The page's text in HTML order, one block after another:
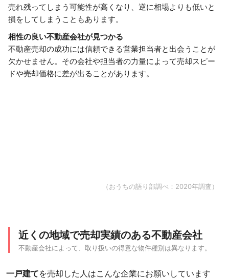
売れ残ってしまう可能性が高くなり、逆に相場よりも低いと
損をしてしまうこともあります。
相性の良い不動産会社が見つかる
不動産売却の成功には信頼できる営業担当者と出会うことが
欠かせません。その会社や担当者の力量によって売却スピー
ドや売却価格に差が出ることがあります。
（おうちの語り部調べ：2020年調査）
近くの地域で売却実績のある不動産会社
不動産会社によって、取り扱いの得意な物件種別は異なります。
一戸建てを売却した人はこんな企業にお願いしています